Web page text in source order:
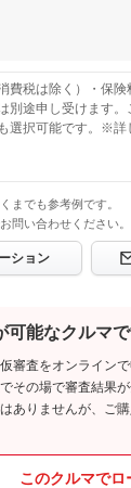
費税は除く）・保険
別途申し受けます
選択可能です。※詳
までも参考例です。
問い合わせください。
ション
可能なクルマで
審査をオンライン
その場で審査結果
ありませんが、ご
このクルマでロ